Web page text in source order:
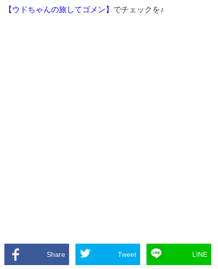
【ウドちゃんの旅してゴメン】 でチェックを♪
Share Tweet LINE